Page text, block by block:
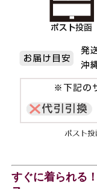
すぐに着られる